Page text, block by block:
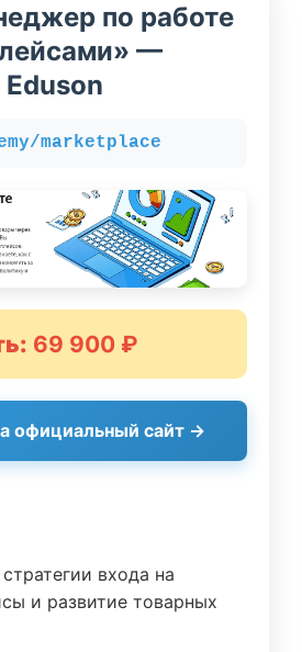
по работе
—
marketplace
69 900 ₽
официальный сайт →
входа на
и развитие товарных